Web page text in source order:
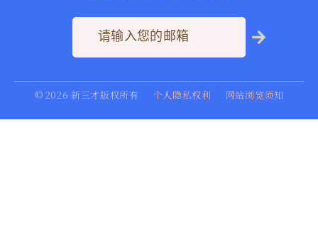
© 2026 新三才版权所有 个人隐私权利 网站浏览须知